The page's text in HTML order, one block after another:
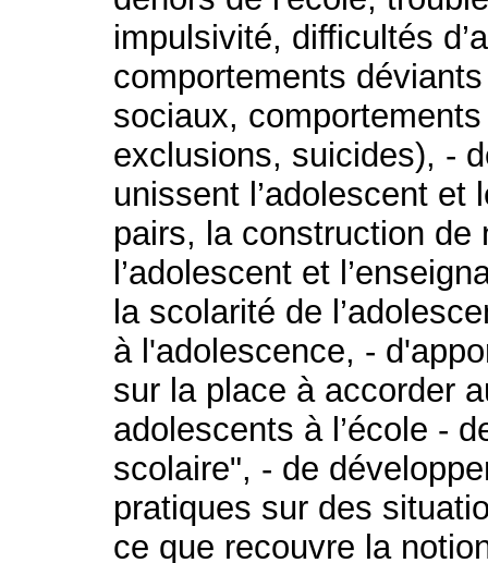
impulsivité, difficultés
comportements
sociaux,
exclusions, suicides), -
unissent l’adolescent et
pairs, la construction de
l’adolescent et
la scolarité de
à l'adolescence, -
sur la place à accorder
adolescents à l’école -
scolaire", - de
pratiques sur des
ce que recouvre la